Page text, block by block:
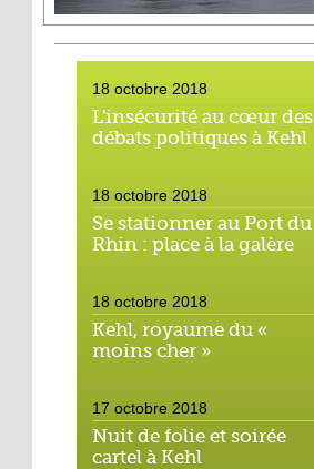
18 octobre 2018
L'insécurité au cœur des
débats politiques à Kehl
18 octobre 2018
Se stationner au Port du
Rhin : place à la galère
18 octobre 2018
Kehl, royaume du «
moins cher »
17 octobre 2018
Nuit de folie et soirée
cartel à Kehl